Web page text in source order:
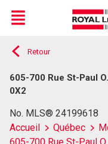
Live
En Direct
Menu
Retour
605-700 Rue St-Paul
0X2
No. MLS® 24199618
Accueil
Québec